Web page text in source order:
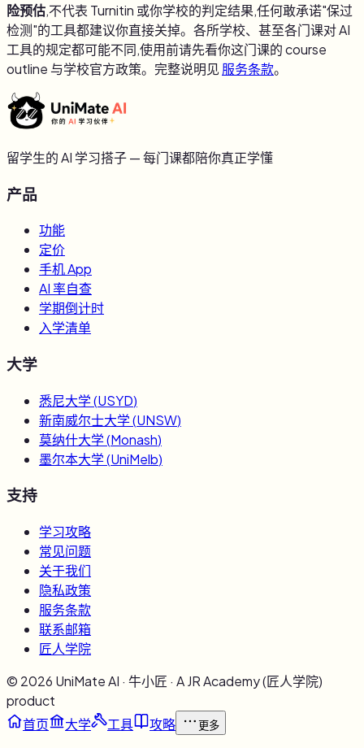
险预估,不代表 Turnitin 或你学校的判定结果,任何敢承诺"保过
检测"的工具都建议你直接关掉。各所学校、甚至各门课对 AI
工具的规定都可能不同,使用前请先看你这门课的 course
outline 与学校官方政策。完整说明见 服务条款。
留学生的 AI 学习搭子 — 每门课都陪你真正学懂
产品
功能
定价
手机 App
AI 率自查
学期倒计时
入学清单
大学
悉尼大学(USYD)
新南威尔士大学(UNSW)
莫纳什大学(Monash)
墨尔本大学(UniMelb)
支持
学习攻略
常见问题
关于我们
隐私政策
服务条款
联系邮箱
匠人学院
© 2026 UniMate AI · 牛小匠 · A JR Academy (匠人学院)
product
首页
大学 工具 攻略 更多